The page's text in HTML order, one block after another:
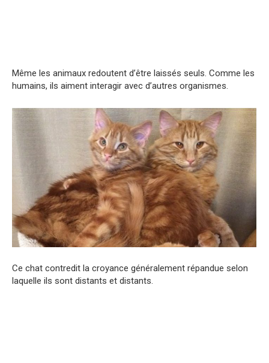
Même les animaux redoutent d’être laissés seuls. Comme les
humains, ils aiment interagir avec d’autres organismes.
Ce chat contredit la croyance généralement répandue selon
laquelle ils sont distants et distants.